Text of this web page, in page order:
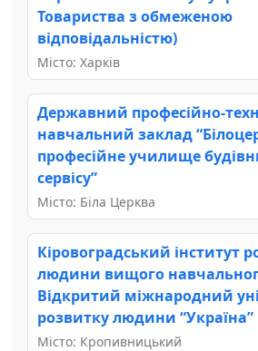
Товариства з обмеженою
відповідальністю)
Місто: Харків
Державний професійно-
навчальний заклад
професійне училище
сервісу”
Місто: Біла Церква
Кіровоградський інститут
людини вищого
Відкритий міжнародний
розвитку людини “Україна”
Місто: Кропивницький